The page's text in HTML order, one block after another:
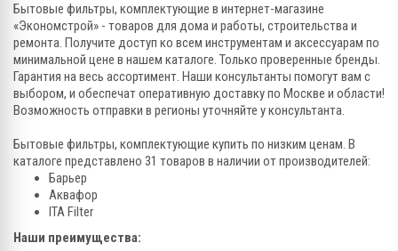
Бытовые фильтры, комплектующие в интернет-магазине
«Экономстрой» - товаров для дома и работы, строительства и
ремонта. Получите доступ ко всем инструментам и аксессуарам по
минимальной цене в нашем каталоге. Только проверенные бренды.
Гарантия на весь ассортимент. Наши консультанты помогут вам с
выбором, и обеспечат оперативную доставку по Москве и области!
Возможность отправки в регионы уточняйте у консультанта.
Бытовые фильтры, комплектующие купить по низким ценам. В
каталоге представлено 31 товаров в наличии от производителей:
Барьер
Аквафор
ITA Filter
Наши преимущества: